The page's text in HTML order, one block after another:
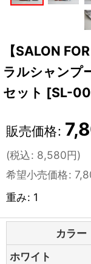
【SALON
ラルシャンプ
セット [SL-
販売価格:
(税込: 8,580円)
希望小売価格:
重み: 1
カラー
ホワイト